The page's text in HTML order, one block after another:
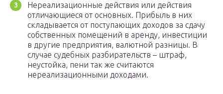
Нереализационные действия или действия
отличающиеся от основных. Прибыль в них
складывается от поступающих доходов за сдачу
собственных помещений в аренду, инвестиции
в другие предприятия, валютной разницы. В
случае судебных разбирательств – штраф,
неустойка, пени так же считаются
нереализационными доходами.